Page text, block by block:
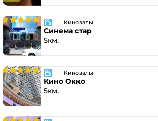
Кинозалы
Синема стар
5км.
Кинозалы
Кино Окко
5км.